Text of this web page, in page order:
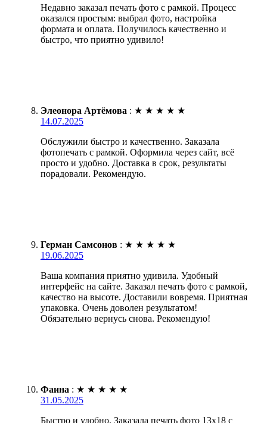
Недавно заказал печать фото с рамкой. Процесс
оказался простым: выбрал фото, настройка
формата и оплата. Получилось качественно и
быстро, что приятно удивило!
Элеонора Артёмова : ★ ★ ★ ★ ★
14.07.2025
Обслужили быстро и качественно. Заказала
фотопечать с рамкой. Оформила через сайт, всё
просто и удобно. Доставка в срок, результаты
порадовали. Рекомендую.
Герман Самсонов : ★ ★ ★ ★ ★
19.06.2025
Ваша компания приятно удивила. Удобный
интерфейс на сайте. Заказал печать фото с рамкой,
качество на высоте. Доставили вовремя. Приятная
упаковка. Очень доволен результатом!
Обязательно вернусь снова. Рекомендую!
Фаина : ★ ★ ★ ★ ★
31.05.2025
Быстро и удобно. Заказала печать фото 13х18 с